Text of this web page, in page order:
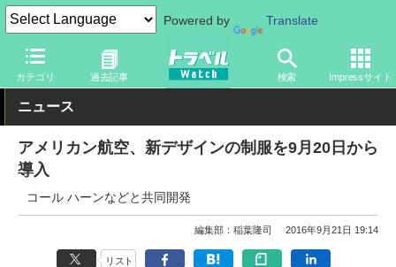
Powered by Translate
カテゴリ 過去記事 検索 Impressサイト
トラベル Watch 企業・政府・官庁 海外エアライン
ニュース
アメリカン航空、新デザインの制服を9月20日から
導入
コール ハーンなどと共同開発
編集部：稲葉隆司 2016年9月21日 19:14
リスト